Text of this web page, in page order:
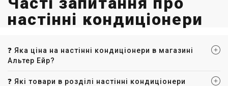
настінні кондиціонери
❓ Яка ціна на настінні кондиціонери в магазині
Альтер Ейр?
❓ Які товари в розділі настінні кондиціонери